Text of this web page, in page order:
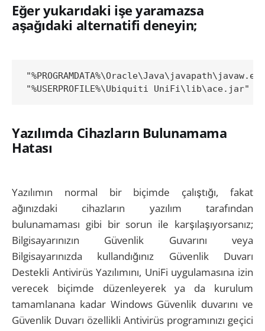
Eğer yukarıdaki işe yaramazsa
aşağıdaki alternatifi deneyin;
Yazılımda Cihazların Bulunamama
Hatası
Yazılımın normal bir biçimde çalıştığı, fakat
ağınızdaki cihazların yazılım tarafından
bulunamaması gibi bir sorun ile karşılaşıyorsanız;
Bilgisayarınızın Güvenlik Guvarını veya
Bilgisayarınızda kullandığınız Güvenlik Duvarı
Destekli Antivirüs Yazılımını, UniFi uygulamasına izin
verecek biçimde düzenleyerek ya da kurulum
tamamlanana kadar Windows Güvenlik duvarını ve
Güvenlik Duvarı özellikli Antivirüs programınızı geçici